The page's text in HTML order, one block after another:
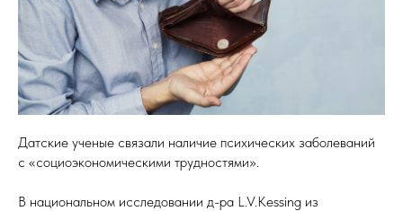
Датские ученые связали наличие психических заболеваний
с «социоэкономическими трудностями».
В национальном исследовании д-ра L.V.Kessing из